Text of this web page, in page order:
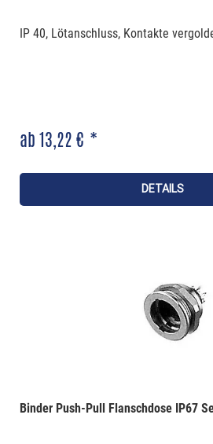
IP 40, Lötanschluss, Kontakte
ab 13,22 € *
DETAILS
Binder Push-Pull Flanschdose IP67